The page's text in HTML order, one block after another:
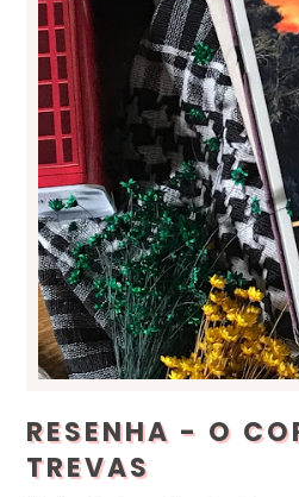
RESENHA - O
TREVAS